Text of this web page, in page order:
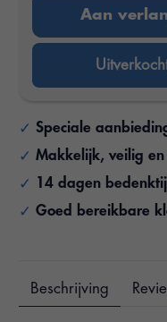
Aan
Speciale
Makkelijk, veilig
14 dagen
Goed bereikbare
Beschrijving